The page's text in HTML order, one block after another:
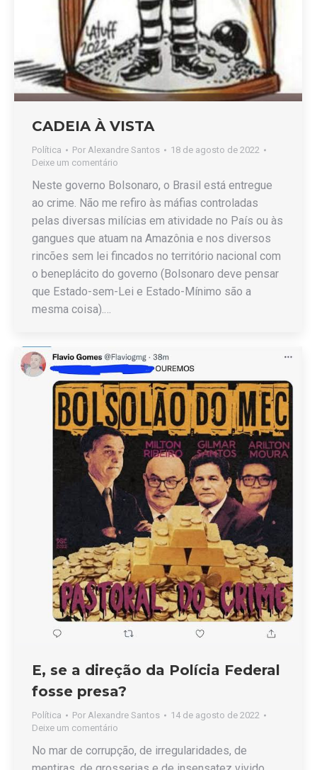
CADEIA À VISTA
Política Por Alexandre Santos
18 de agosto de 2022
Deixe um comentário
Neste governo Bolsonaro, o Brasil está entregue
ao crime. Não me refiro às máfias controladas
pelas diversas milícias em atividade no País ou às
gangues que atuam na Amazônia e nos diversos
rincões sem lei fincados no território nacional com
o beneplácito do governo (Bolsonaro deve pensar
que Estado-sem-Lei e Estado-Mínimo são a
mesma coisa).…
E, se a direção da Polícia Federal
fosse presa?
Política Por Alexandre Santos
14 de agosto de 2022
Deixe um comentário
No mar de corrupção, de irregularidades, de